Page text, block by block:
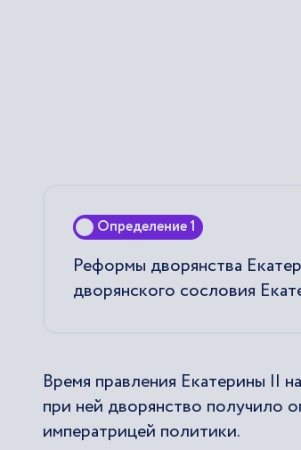
Определение 1
Реформы дворянства
дворянского сословия
Время правления Екатерины II
при ней дворянство получило
императрицей политики.